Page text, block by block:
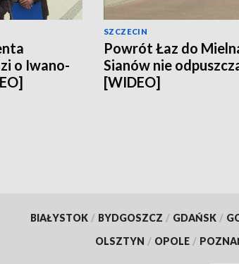
o Iwano-
SZCZECIN
Powrót Łaz do
Sianów nie
[WIDEO]
BIAŁYSTOK / BYDGOSZCZ / GDAŃSK /
OLSZTYN / OPOLE /